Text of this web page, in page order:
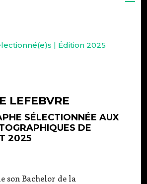
| Édition 2025
LEFEBVRE
SÉLECTIONNÉE AUX
DE
2025
son Bachelor de la